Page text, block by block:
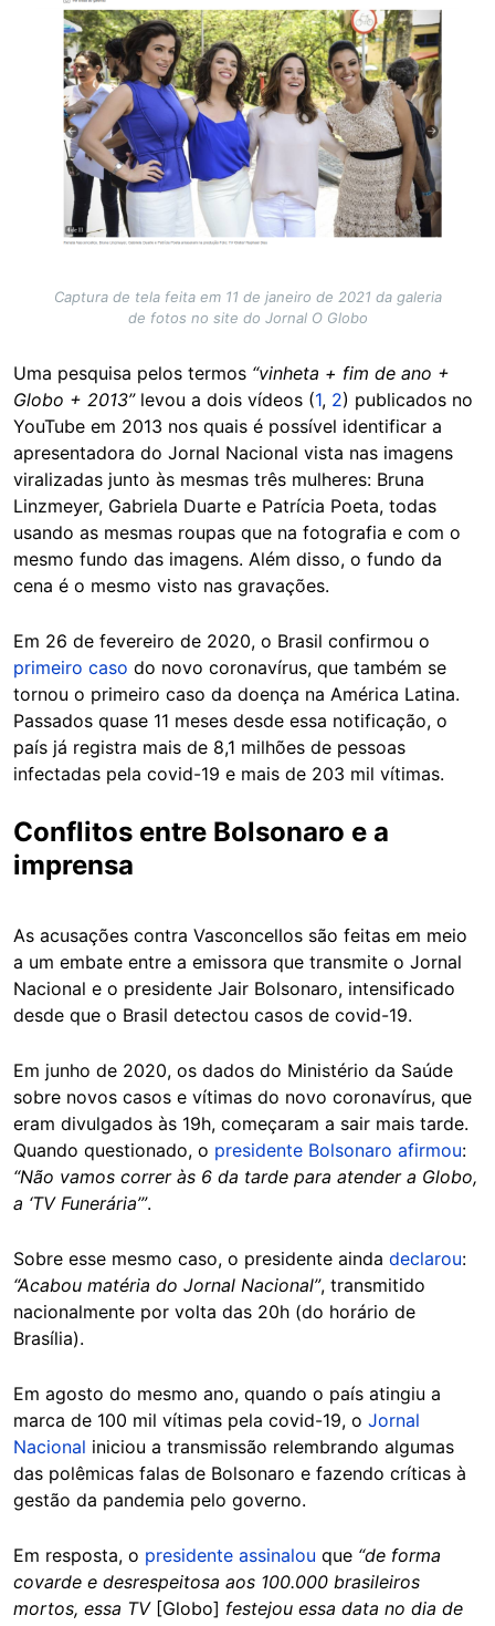
Captura de tela feita em 11 de janeiro de 2021 da galeria
de fotos no site do Jornal O Globo
Uma pesquisa pelos termos “vinheta + fim de ano +
Globo + 2013”levou a dois vídeos (1, 2) publicados no
YouTube em 2013 nos quais é possível identificar a
apresentadora do Jornal Nacional vista nas imagens
viralizadas junto às mesmas três mulheres: Bruna
Linzmeyer, Gabriela Duarte e Patrícia Poeta, todas
usando as mesmas roupas que na fotografia e com o
mesmo fundo das imagens. Além disso, o fundo da
cena é o mesmo visto nas gravações.
Em 26 de fevereiro de 2020, o Brasil confirmou o
primeiro caso do novo coronavírus, que também se
tornou o primeiro caso da doença na América Latina.
Passados quase 11 meses desde essa notificação, o
país já registra mais de 8,1 milhões de pessoas
infectadas pela covid-19 e mais de 203 mil vítimas.
Conflitos entre Bolsonaro e a
imprensa
As acusações contra Vasconcellos são feitas em meio
a um embate entre a emissora que transmite o Jornal
Nacional e o presidente Jair Bolsonaro, intensificado
desde que o Brasil detectou casos de covid-19.
Em junho de 2020, os dados do Ministério da Saúde
sobre novos casos e vítimas do novo coronavírus, que
eram divulgados às 19h, começaram a sair mais tarde.
Quando questionado, o presidente Bolsonaro afirmou:
“Não vamos correr às 6 da tarde para atender a Globo,
a ‘TV Funerária’”.
Sobre esse mesmo caso, o presidente ainda declarou:
“Acabou matéria do Jornal Nacional”, transmitido
nacionalmente por volta das 20h (do horário de
Brasília).
Em agosto do mesmo ano, quando o país atingiu a
marca de 100 mil vítimas pela covid-19, o Jornal
Nacional iniciou a transmissão relembrando algumas
das polêmicas falas de Bolsonaro e fazendo críticas à
gestão da pandemia pelo governo.
Em resposta, o presidente assinalou que “de forma
covarde e desrespeitosa aos 100.000 brasileiros
mortos, essa TV[Globo] festejou essa data no dia de